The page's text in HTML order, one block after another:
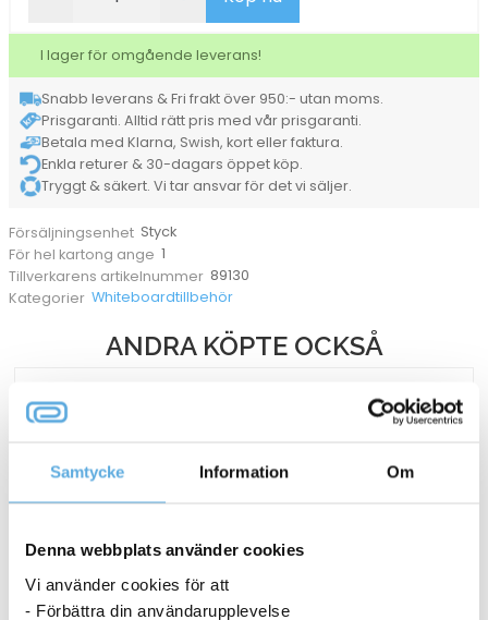
Samtycke Information Om
Denna webbplats använder cookies
Vi använder cookies för att
- Förbättra din användarupplevelse
145x44mm
mängd
I lager för omgående leverans!
Snabb leverans & Fri frakt över 950:- utan moms.
Prisgaranti. Alltid rätt pris med vår prisgaranti.
Betala med Klarna, Swish, kort eller faktura.
Enkla returer & 30-dagars öppet köp.
Tryggt & säkert. Vi tar ansvar för det vi säljer.
Försäljningsenhet Styck
För hel kartong ange 1
Tillverkarens artikelnummer 89130
Kategorier Whiteboardtillbehör
ANDRA KÖPTE OCKSÅ